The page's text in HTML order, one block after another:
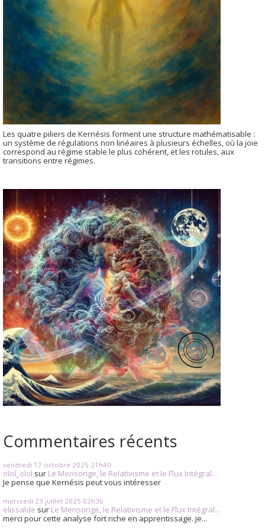
Les quatre piliers de Kernésis forment une structure mathématisable :
un système de régulations non linéaires à plusieurs échelles, où la joie
correspond au régime stable le plus cohérent, et les rotules, aux
transitions entre régimes.
Commentaires récents
vendredi 17 octobre 2025 21h40
olol_olol sur Le Mensonge, le Relativisme et le Flux Intégral...
Je pense que Kernésis peut vous intéresser
mercredi 23 juillet 2025 02h36
elissalde sur Le Mensonge, le Relativisme et le Flux Intégral...
merci pour cette analyse fort riche en apprentissage. je...